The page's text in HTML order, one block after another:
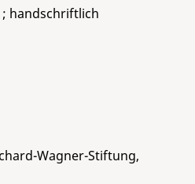
handschriftlich
Wagner-Stiftung,